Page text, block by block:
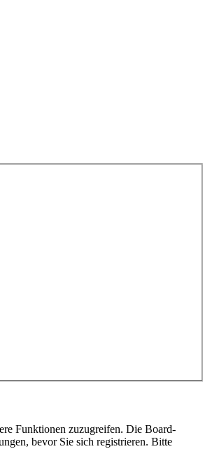
Funktionen zuzugreifen. Die Board-
bevor Sie sich registrieren. Bitte